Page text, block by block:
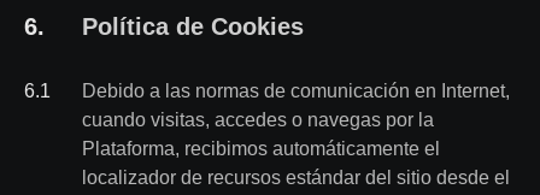
6. Política de Cookies
6.1
Debido a las normas de comunicación en Internet,
cuando visitas, accedes o navegas por la
Plataforma, recibimos automáticamente el
localizador de recursos estándar del sitio desde el